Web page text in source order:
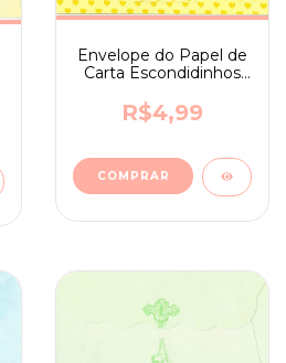
Envelope do Papel de
Carta Escondidinhos
R$4,99